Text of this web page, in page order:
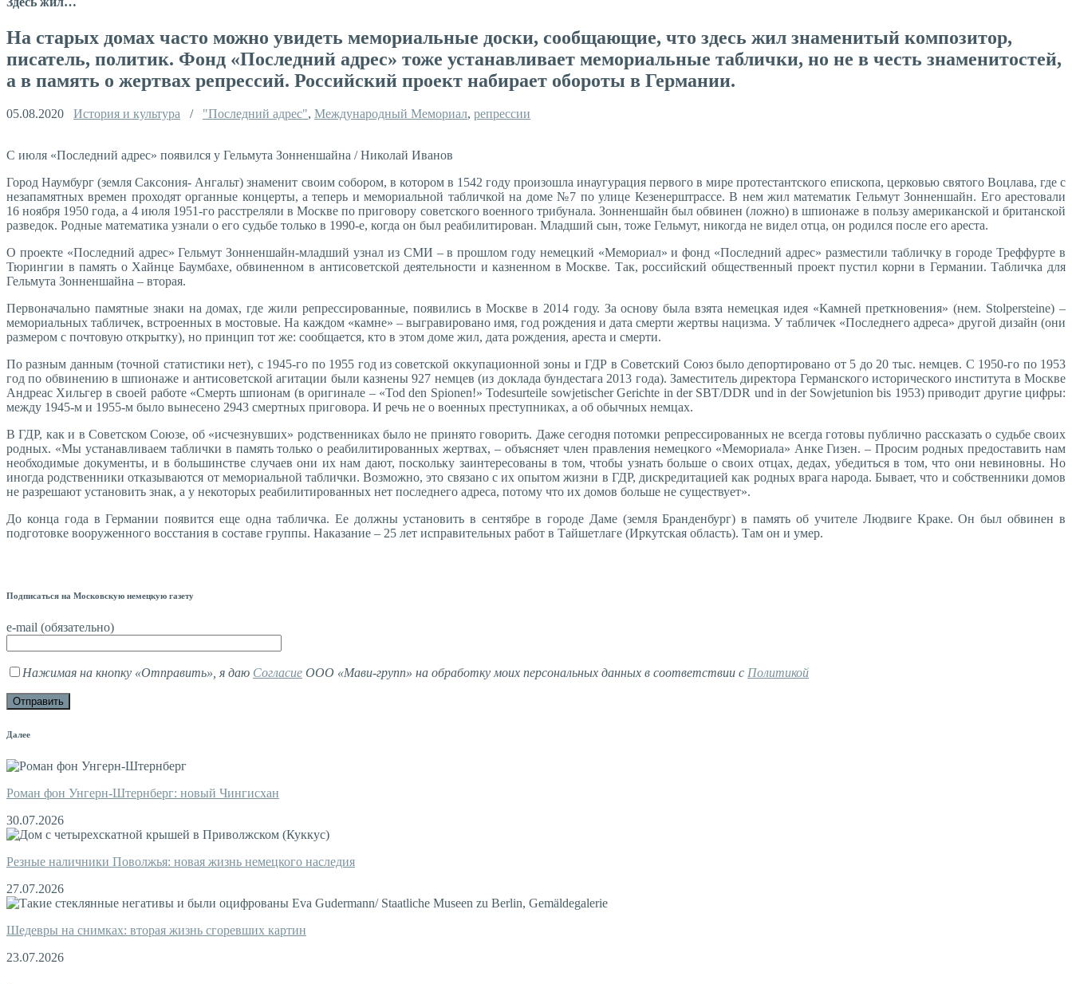
На старых домах часто можно увидеть мемориальные доски, сообщающие, что здесь жил знаменитый композитор,
писатель, политик. Фонд «Последний адрес» тоже устанавливает мемориальные таблички, но не в честь знаменитостей,
а в память о жертвах репрессий. Российский проект набирает обороты в Германии.
05.08.2020 История и культура / "Последний адрес", Международный Мемориал, репрессии
С июля «Последний адрес» появился у Гельмута Зонненшайна / Николай Иванов
Город Наумбург (земля Саксония- Ангальт) знаменит своим собором, в котором в 1542 году произошла инаугурация первого в мире протестантского епископа, церковью святого Воцлава, где с
незапамятных времен проходят органные концерты, а теперь и мемориальной табличкой на доме №7 по улице Кезенерштрассе. В нем жил математик Гельмут Зонненшайн. Его арестовали
16 ноября 1950 года, а 4 июля 1951-го расстреляли в Москве по приговору советского военного трибунала. Зонненшайн был обвинен (ложно) в шпионаже в пользу американской и британской
разведок. Родные математика узнали о его судьбе только в 1990-е, когда он был реабилитирован. Младший сын, тоже Гельмут, никогда не видел отца, он родился после его ареста.
О проекте «Последний адрес» Гельмут Зонненшайн-младший узнал из СМИ – в прошлом году немецкий «Мемориал» и фонд «Последний адрес» разместили табличку в городе Треффурте в
Тюрингии в память о Хайнце Баумбахе, обвиненном в антисоветской деятельности и казненном в Москве. Так, российский общественный проект пустил корни в Германии. Табличка для
Гельмута Зонненшайна – вторая.
Первоначально памятные знаки на домах, где жили репрессированные, появились в Москве в 2014 году. За основу была взята немецкая идея «Камней преткновения» (нем. Stolpersteine) –
мемориальных табличек, встроенных в мостовые. На каждом «камне» – выгравировано имя, год рождения и дата смерти жертвы нацизма. У табличек «Последнего адреса» другой дизайн (они
размером с почтовую открытку), но принцип тот же: сообщается, кто в этом доме жил, дата рождения, ареста и смерти.
По разным данным (точной статистики нет), с 1945-го по 1955 год из советской оккупационной зоны и ГДР в Советский Союз было депортировано от 5 до 20 тыс. немцев. С 1950-го по 1953
год по обвинению в шпионаже и антисоветской агитации были казнены 927 немцев (из доклада бундестага 2013 года). Заместитель директора Германского исторического института в Москве
Андреас Хильгер в своей работе «Смерть шпионам (в оригинале – «Tod den Spionen!» Todesurteile sowjetischer Gerichte in der SBT/DDR und in der Sowjetunion bis 1953) приводит другие цифры:
между 1945-м и 1955-м было вынесено 2943 смертных приговора. И речь не о военных преступниках, а об обычных немцах.
В ГДР, как и в Советском Союзе, об «исчезнувших» родственниках было не принято говорить. Даже сегодня потомки репрессированных не всегда готовы публично рассказать о судьбе своих
родных. «Мы устанавливаем таблички в память только о реабилитированных жертвах, – объясняет член правления немецкого «Мемориала» Анке Гизен. – Просим родных предоставить нам
необходимые документы, и в большинстве случаев они их нам дают, поскольку заинтересованы в том, чтобы узнать больше о своих отцах, дедах, убедиться в том, что они невиновны. Но
иногда родственники отказываются от мемориальной таблички. Возможно, это связано с их опытом жизни в ГДР, дискредитацией как родных врага народа. Бывает, что и собственники домов
не разрешают установить знак, а у некоторых реабилитированных нет последнего адреса, потому что их домов больше не существует».
До конца года в Германии появится еще одна табличка. Ее должны установить в сентябре в городе Даме (земля Бранденбург) в память об учителе Людвиге Краке. Он был обвинен в
подготовке вооруженного восстания в составе группы. Наказание – 25 лет исправительных работ в Тайшетлаге (Иркутская область). Там он и умер.
Подписаться на Московскую немецкую газету
e-mail (обязательно)
Нажимая на кнопку «Отправить», я даю Согласие ООО «Мави-групп» на обработку моих персональных данных в соответствии с Политикой
Далее
Роман фон Унгерн-Штернберг: новый Чингисхан
30.07.2026
Резные наличники Поволжья: новая жизнь немецкого наследия
27.07.2026
Шедевры на снимках: вторая жизнь сгоревших картин
23.07.2026